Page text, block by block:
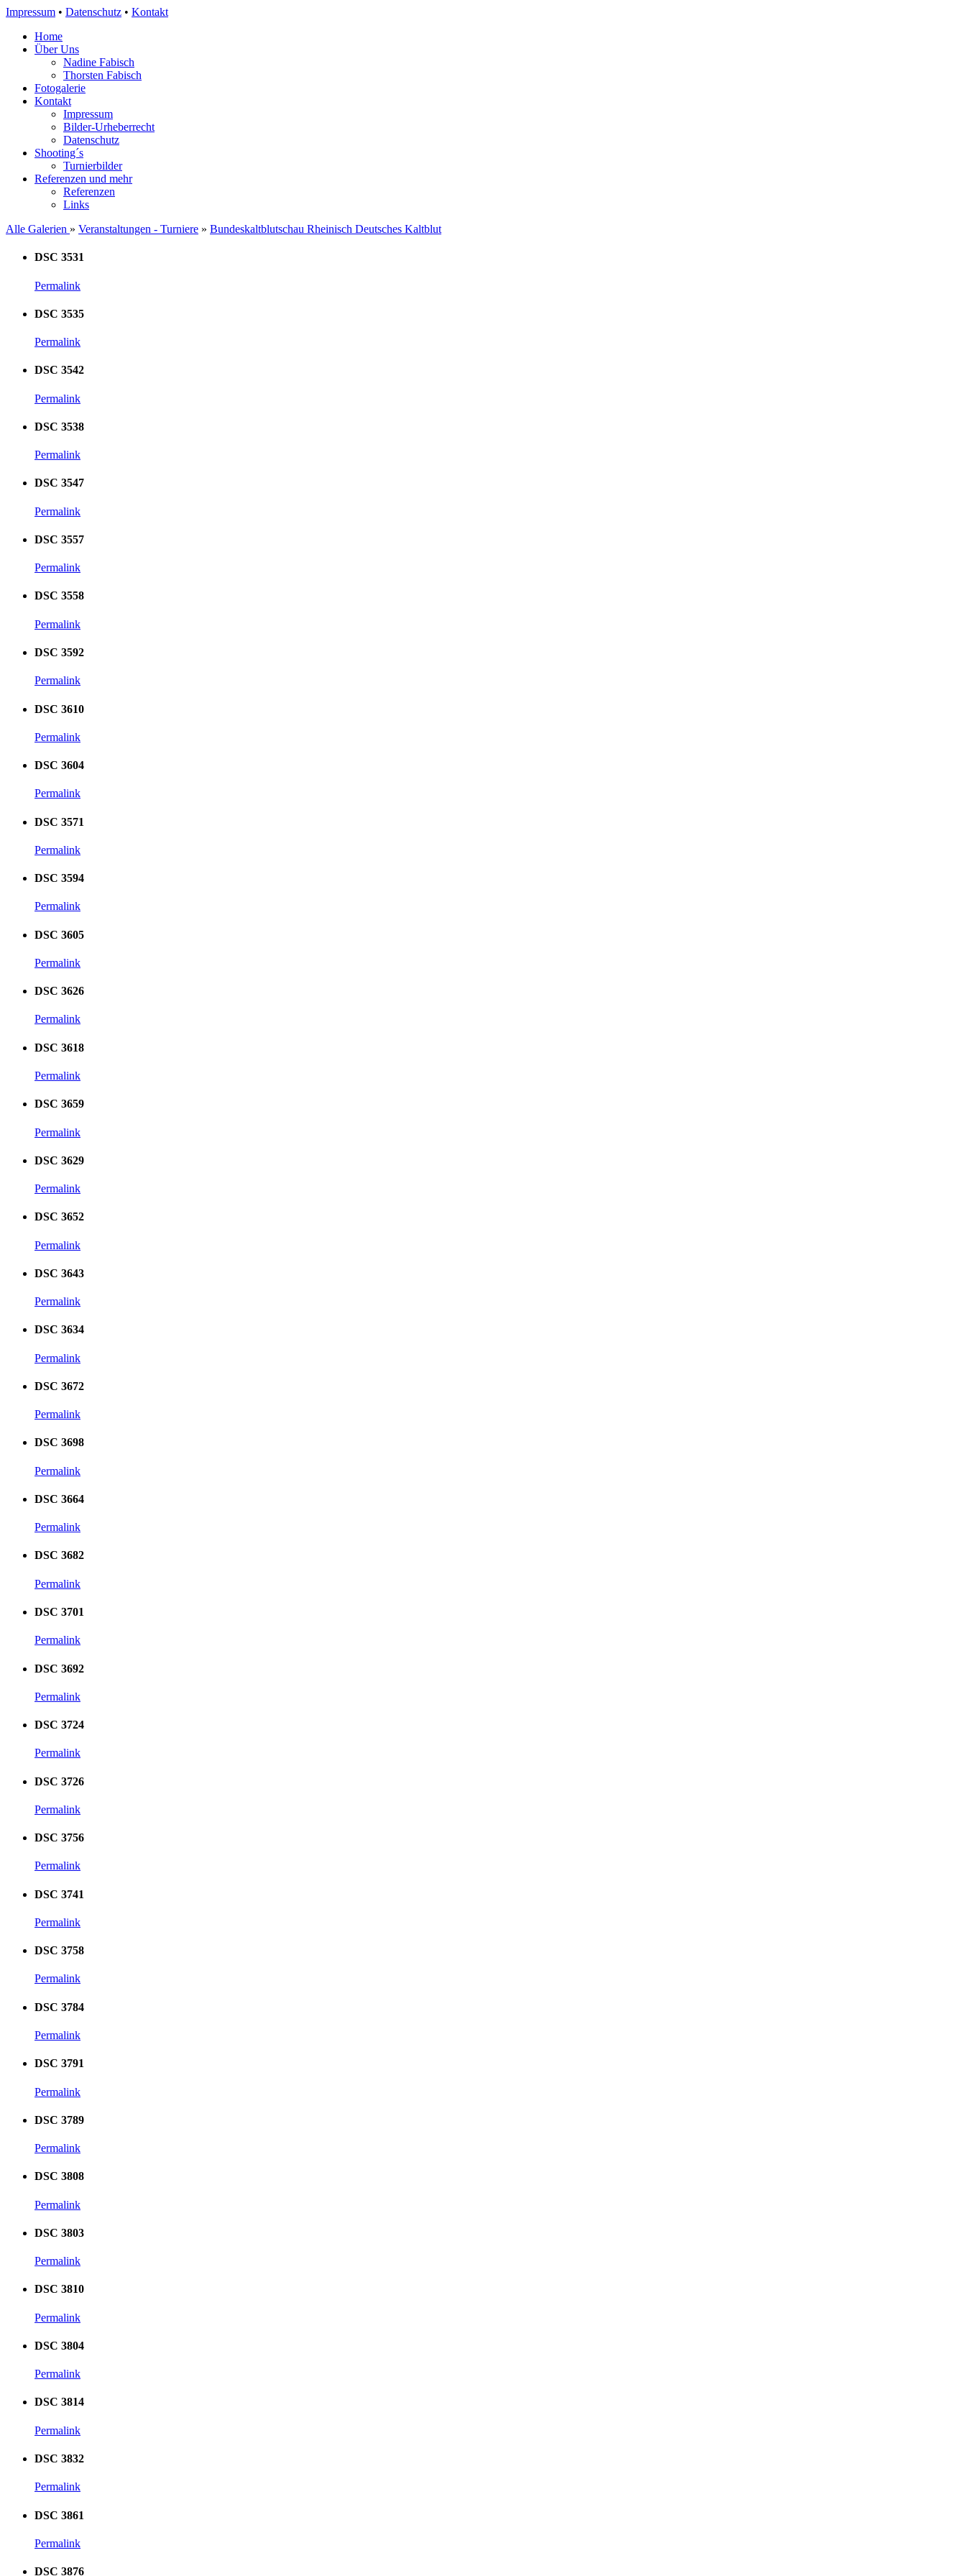
Impressum • Datenschutz • Kontakt
Home
Über Uns
Nadine Fabisch
Thorsten Fabisch
Fotogalerie
Kontakt
Impressum
Bilder-Urheberrecht
Datenschutz
Shooting´s
Turnierbilder
Referenzen und mehr
Referenzen
Links
Alle Galerien » Veranstaltungen - Turniere » Bundeskaltblutschau Rheinisch Deutsches Kaltblut
DSC 3531
Permalink
DSC 3535
Permalink
DSC 3542
Permalink
DSC 3538
Permalink
DSC 3547
Permalink
DSC 3557
Permalink
DSC 3558
Permalink
DSC 3592
Permalink
DSC 3610
Permalink
DSC 3604
Permalink
DSC 3571
Permalink
DSC 3594
Permalink
DSC 3605
Permalink
DSC 3626
Permalink
DSC 3618
Permalink
DSC 3659
Permalink
DSC 3629
Permalink
DSC 3652
Permalink
DSC 3643
Permalink
DSC 3634
Permalink
DSC 3672
Permalink
DSC 3698
Permalink
DSC 3664
Permalink
DSC 3682
Permalink
DSC 3701
Permalink
DSC 3692
Permalink
DSC 3724
Permalink
DSC 3726
Permalink
DSC 3756
Permalink
DSC 3741
Permalink
DSC 3758
Permalink
DSC 3784
Permalink
DSC 3791
Permalink
DSC 3789
Permalink
DSC 3808
Permalink
DSC 3803
Permalink
DSC 3810
Permalink
DSC 3804
Permalink
DSC 3814
Permalink
DSC 3832
Permalink
DSC 3861
Permalink
DSC 3876